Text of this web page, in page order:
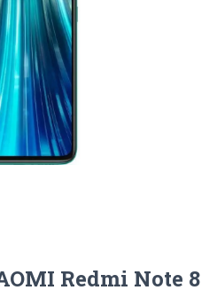
Redmi Note 8